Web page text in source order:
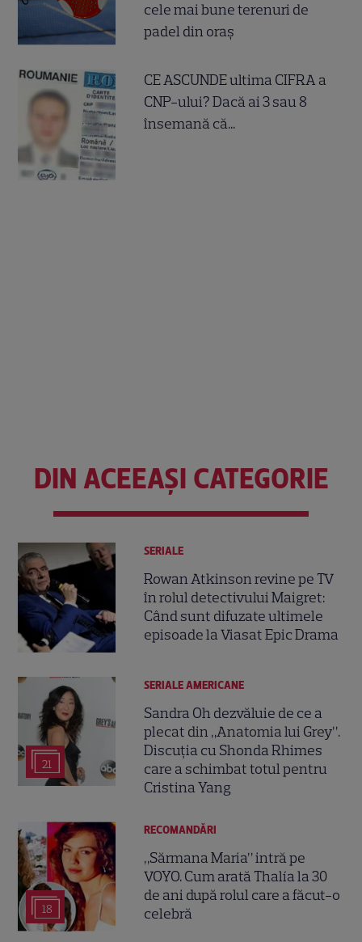
cele mai bune terenuri de
padel din oraș
CE ASCUNDE ultima CIFRA a
CNP-ului? Dacă ai 3 sau 8
însemană că...
DIN ACEEAȘI CATEGORIE
SERIALE
Rowan Atkinson revine pe TV
în rolul detectivului Maigret:
Când sunt difuzate ultimele
episoade la Viasat Epic Drama
21
SERIALE AMERICANE
Sandra Oh dezvăluie de ce a
plecat din „Anatomia lui Grey”.
Discuția cu Shonda Rhimes
care a schimbat totul pentru
Cristina Yang
18
RECOMANDĂRI
„Sărmana Maria” intră pe
VOYO. Cum arată Thalía la 30
de ani după rolul care a făcut-o
celebră